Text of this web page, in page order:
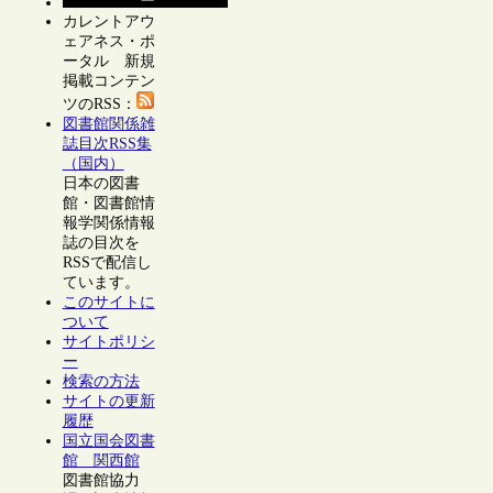
カレントアウ
ェアネス・ポ
ータル 新規
掲載コンテン
ツのRSS：
図書館関係雑
誌目次RSS集
（国内）
日本の図書
館・図書館情
報学関係情報
誌の目次を
RSSで配信し
ています。
このサイトに
ついて
サイトポリシ
ー
検索の方法
サイトの更新
履歴
国立国会図書
館 関西館
図書館協力